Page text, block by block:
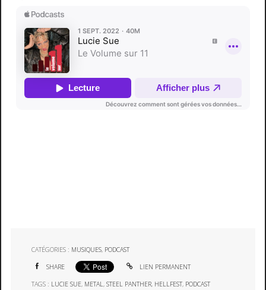
CATÉGORIES : MUSIQUES, PODCAST
SHARE LIEN PERMANENT
TAGS : LUCIE SUE, METAL,STEEL PANTHER, HELLFEST, PODCAST